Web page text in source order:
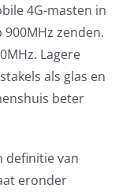
4G-masten in
zenden.
Lagere
als glas en
beter
definitie van
eronder